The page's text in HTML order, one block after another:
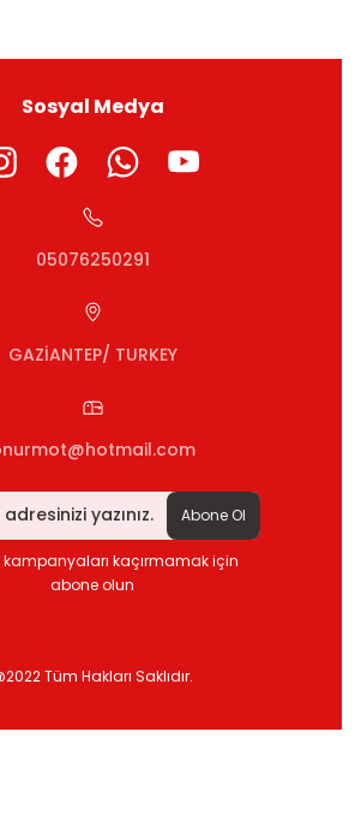
Sosyal Medya
05076250291
GAZİANTEP/ TURKEY
Abone Ol
kampanyaları kaçırmamak için
abone olun
Tüm Hakları Saklıdır.